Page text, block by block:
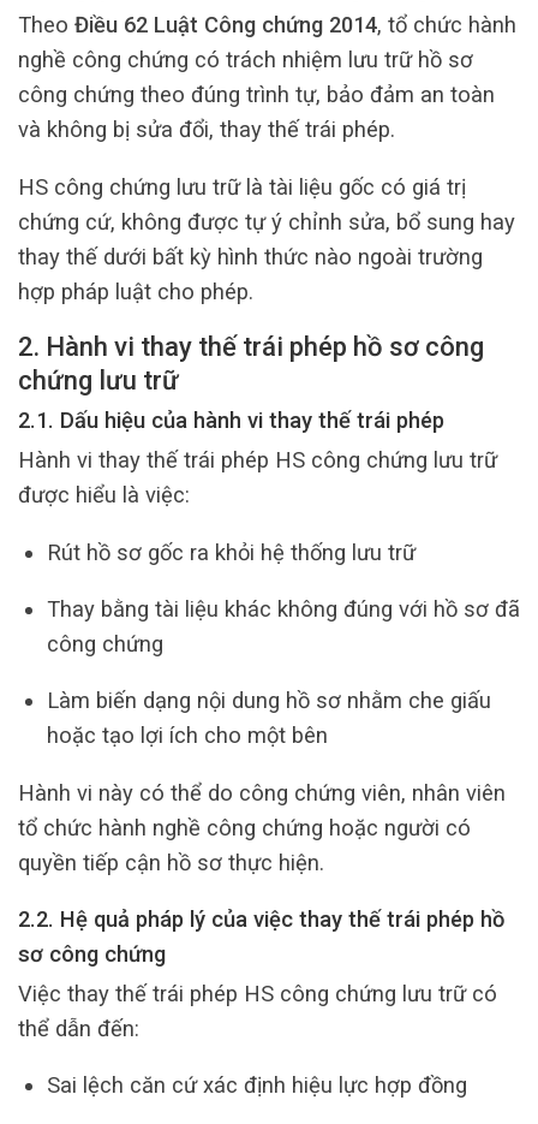
Theo Điều 62 Luật Công chứng 2014, tổ chức hành
nghề công chứng có trách nhiệm lưu trữ hồ sơ
công chứng theo đúng trình tự, bảo đảm an toàn
và không bị sửa đổi, thay thế trái phép.
HS công chứng lưu trữ là tài liệu gốc có giá trị
chứng cứ, không được tự ý chỉnh sửa, bổ sung hay
thay thế dưới bất kỳ hình thức nào ngoài trường
hợp pháp luật cho phép.
2. Hành vi thay thế trái phép hồ sơ công
chứng lưu trữ
2.1. Dấu hiệu của hành vi thay thế trái phép
Hành vi thay thế trái phép HS công chứng lưu trữ
được hiểu là việc:
Rút hồ sơ gốc ra khỏi hệ thống lưu trữ
Thay bằng tài liệu khác không đúng với hồ sơ đã
công chứng
Làm biến dạng nội dung hồ sơ nhằm che giấu
hoặc tạo lợi ích cho một bên
Hành vi này có thể do công chứng viên, nhân viên
tổ chức hành nghề công chứng hoặc người có
quyền tiếp cận hồ sơ thực hiện.
2.2. Hệ quả pháp lý của việc thay thế trái phép hồ
sơ công chứng
Việc thay thế trái phép HS công chứng lưu trữ có
thể dẫn đến:
Sai lệch căn cứ xác định hiệu lực hợp đồng